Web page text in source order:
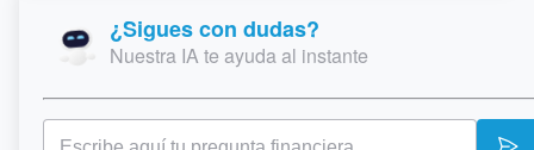
¿Sigues con dudas?
Nuestra IA te ayuda al instante